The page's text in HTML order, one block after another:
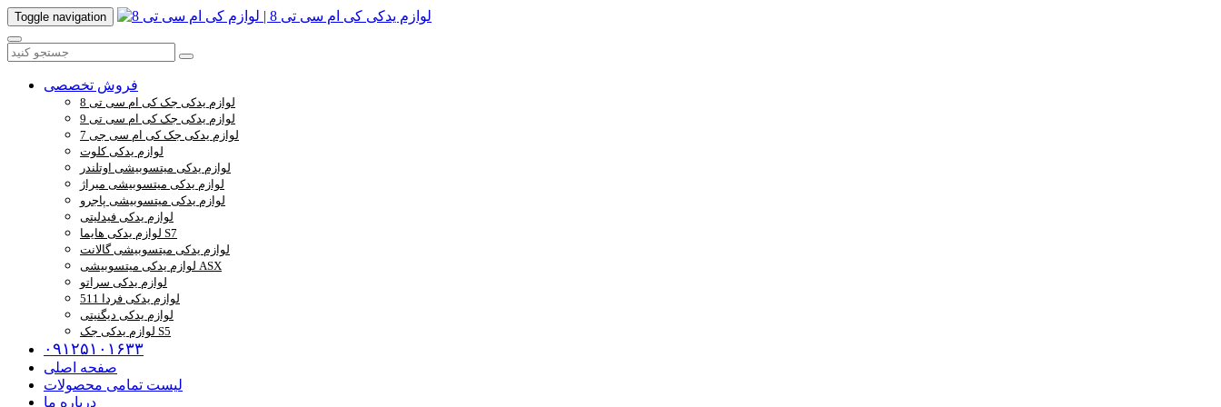
Toggle navigation
فروش تخصصی
لوازم یدکی جک کی ام سی تی 8
لوازم یدکی جک کی ام سی تی 9
لوازم یدکی جک کی ام سی جی 7
لوازم یدکی کلوت
لوازم یدکی میتسوبیشی اوتلندر
لوازم یدکی میتسوبیشی میراژ
لوازم یدکی میتسوبیشی پاجرو
لوازم یدکی فیدلیتی
لوازم یدکی هایما S7
لوازم یدکی میتسوبیشی گالانت
لوازم یدکی میتسوبیشی ASX
لوازم یدکی سراتو
لوازم یدکی فردا 511
لوازم یدکی دیگنیتی
لوازم یدکی جک S5
۰۹۱۲۵۱۰۱۶۳۳
صفحه اصلی
لیست تمامی محصولات
درباره ما